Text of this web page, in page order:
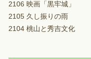
2106 映画「黒牢城」
2105 久し振りの雨
2104 桃山と秀吉文化